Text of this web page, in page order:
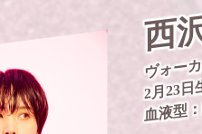
西
ヴォー
2月23
血液型